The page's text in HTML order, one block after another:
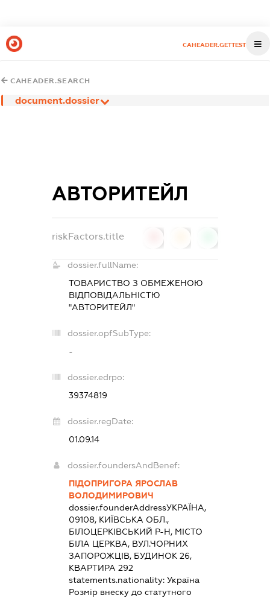
CAHEADER.GETTEST
CAHEADER.SEARCH
document.dossier
АВТОРИТЕЙЛ
riskFactors.title
dossier.fullName:
ТОВАРИСТВО З ОБМЕЖЕНОЮ
ВІДПОВІДАЛЬНІСТЮ
"АВТОРИТЕЙЛ"
dossier.opfSubType:
-
dossier.edrpo:
39374819
dossier.regDate:
01.09.14
dossier.foundersAndBenef:
ПІДОПРИГОРА ЯРОСЛАВ
ВОЛОДИМИРОВИЧ
dossier.founderAddressУКРАЇНА,
09108, КИЇВСЬКА ОБЛ.,
БІЛОЦЕРКІВСЬКИЙ Р-Н, МІСТО
БІЛА ЦЕРКВА, ВУЛ.ЧОРНИХ
ЗАПОРОЖЦІВ, БУДИНОК 26,
КВАРТИРА 292
statements.nationality: Україна
Розмір внеску до статутного